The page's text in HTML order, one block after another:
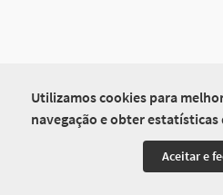
Utilizamos cookies para
navegação e obter estatísticas
Aceitar e